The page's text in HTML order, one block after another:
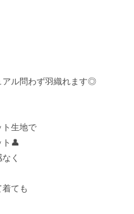
アル問わず羽織れます◎
ト生地で
ト👤
く
ても